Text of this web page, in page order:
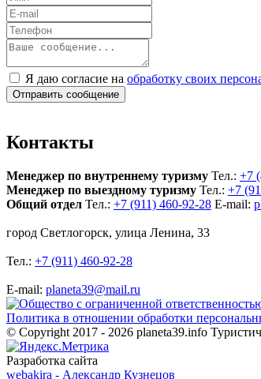
Я даю согласие на обработку своих
Отправить сообщение
Контакты
Менеджер по внутреннему туризму Тел.: +7
Менеджер по выездному туризму Тел.: +7
Общий отдел Тел.: +7 (911) 460-92-28 E-mail:
город Светлогорск, улица Ленина, 33
Тел.: +7 (911) 460-92-28
E-mail: planeta39@mail.ru
Политика в отношении обработки
© Copyright 2017 - 2026 planeta39.info
Разработка сайта
webakira - Александр Кузнецов